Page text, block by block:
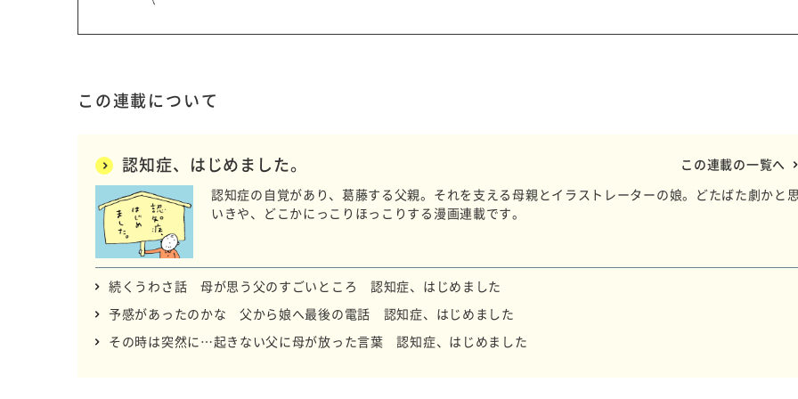
この連載について
認知症、はじめました。
認知症の自覚があり、葛藤する父親。それを支える母親とイラストレーターの娘。どたばた劇かと思
いきや、どこかにっこりほっこりする漫画連載です。
この連載の一覧へ
続くうわさ話 母が思う父のすごいところ 認知症、はじめました
予感があったのかな 父から娘へ最後の電話 認知症、はじめました
その時は突然に…起きない父に母が放った言葉 認知症、はじめました